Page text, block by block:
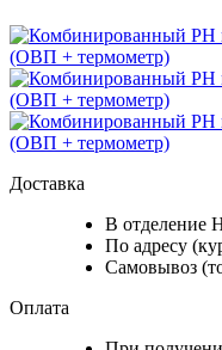
Доставка
В отделение
По адресу
Самовывоз
Оплата